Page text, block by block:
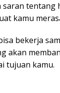
tentang
kamu
bekerja
akan
tujuan kamu.